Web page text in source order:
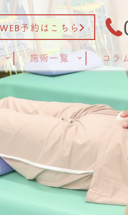
WEB予約はこちら
施術一覧 コラ